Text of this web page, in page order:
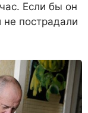
Если бы он
пострадали